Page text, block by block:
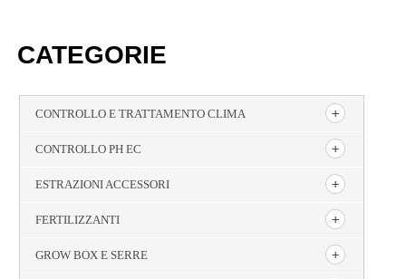
CATEGORIE
CONTROLLO E TRATTAMENTO CLIMA
CONTROLLO PH EC
ESTRAZIONI ACCESSORI
FERTILIZZANTI
GROW BOX E SERRE